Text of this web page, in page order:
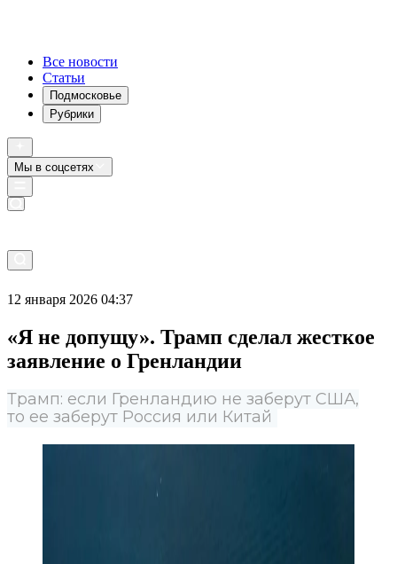
Все новости
Статьи
Подмосковье
Рубрики
Мы в соцсетях
12 января 2026 04:37
«Я не допущу». Трамп сделал жесткое
заявление о Гренландии
Трамп: если Гренландию не заберут США,
то ее заберут Россия или Китай